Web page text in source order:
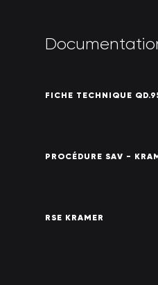
Documentatio
FICHE TECHNIQUE
PROCÉDURE SAV -
RSE KRAMER